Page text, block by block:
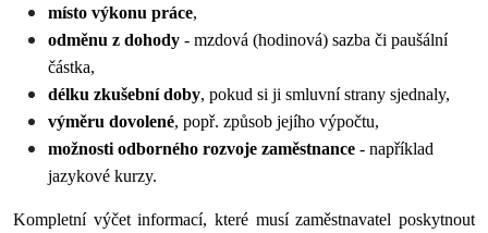
místo výkonu práce,
odměnu z dohody - mzdová (hodinová) sazba či paušální
částka,
délku zkušební doby, pokud si ji smluvní strany sjednaly,
výměru dovolené, popř. způsob jejího výpočtu,
možnosti odborného rozvoje zaměstnance - například
jazykové kurzy.
Kompletní výčet informací, které musí zaměstnavatel poskytnout